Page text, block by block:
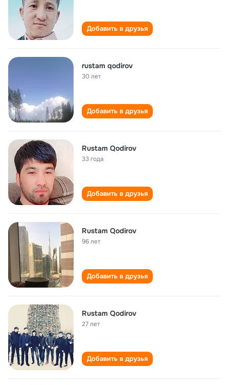
Добавить в друзья
rustam qodirov
30 лет
Добавить в друзья
Rustam Qodirov
33 года
Добавить в друзья
Rustam Qodirov
96 лет
Добавить в друзья
Rustam Qodirov
27 лет
Добавить в друзья